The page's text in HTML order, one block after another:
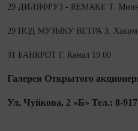
29 ДИЛЯФРУЗ - REMAKE Т.
29 ПОД МУЗЫКУ ВЕТРА З. Хаким
31 БАНКРОТ Г. Камал 19.00
Галерея Открытого
Ул. Чуйкова, 2 «Б» Тел.: 8-